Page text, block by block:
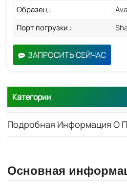
Образец :
Порт погрузки :
ЗАПРОСИТЬ СЕЙЧАС
Категории
Подробная Информация О
Основная